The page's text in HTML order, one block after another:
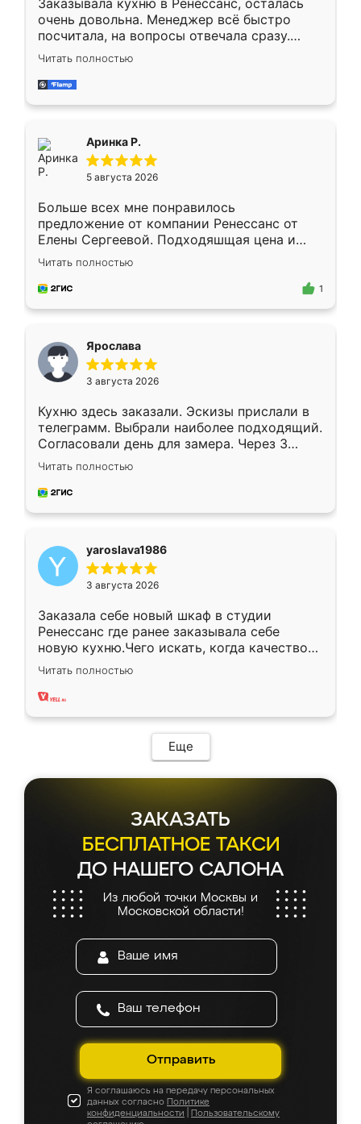
Заказывала кухню в Ренессанс, осталась
очень довольна. Менеджер всё быстро
посчитала, на вопросы отвечала сразу.
Замерщик приехал в субботу, подошёл к
делу со всей ответственностью. Собрали
за день, ребята работали аккуратно, даже
Читать полностью
Аринка Р.
5 августа 2026
Больше всех мне понравилось
предложение от компании Ренессанс от
Елены Сергеевой. Подходяшщая цена и
короткие сроки изготовления. Приехавший
для замера сотрудник Владислав
предложил по моему эскизу самый
Читать полностью
1
Ярослава
3 августа 2026
Кухню здесь заказали. Эскизы прислали в
телеграмм. Выбрали наиболее подходящий.
Согласовали день для замера. Через 3
недели кухня была уже готова. Остались
довольны работой. Спасибо Ренессанс
мебель за качественную работу!
Читать полностью
yaroslava1986
3 августа 2026
Заказала себе новый шкаф в студии
Ренессанс где ранее заказывала себе
новую кухню.Чего искать, когда качеством
вполне довольна. Служит кухня уже почти
два года, нареканий нет.
Читать полностью
Еще
ЗАКАЗАТЬ
БЕСПЛАТНОЕ ТАКСИ
ДО НАШЕГО САЛОНА
Из любой точки Москвы и
Московской области!
Отправить
Я соглашаюсь на передачу персональных
данных согласно Политике
конфиденциальности
Пользовательскому